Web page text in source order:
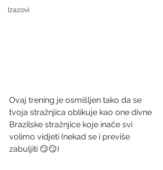
Izazovi
Ovaj trening je osmišljen tako da se
tvoja stražnjica oblikuje kao one divne
Brazilske stražnjice koje inače svi
volimo vidjeti (nekad se i previše
zabuljiti 😏😏)